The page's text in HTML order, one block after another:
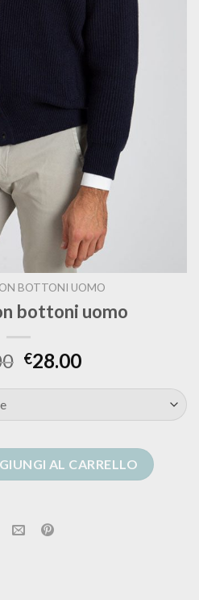
BOTTONI UOMO
bottoni uomo
€28.00
quantità
AL CARRELLO